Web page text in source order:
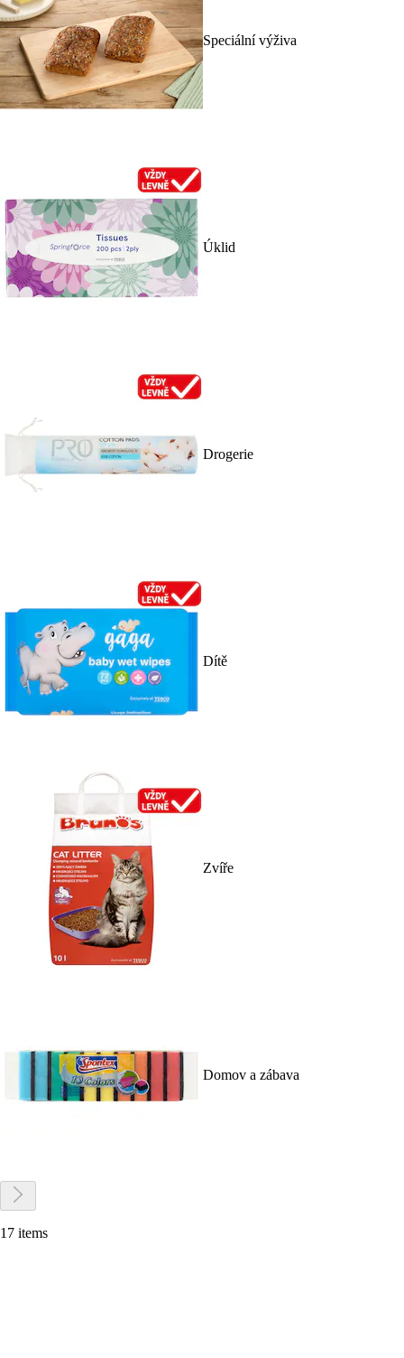
Speciální výživa
Úklid
Drogerie
Dítě
Zvíře
Domov a zábava
17 items